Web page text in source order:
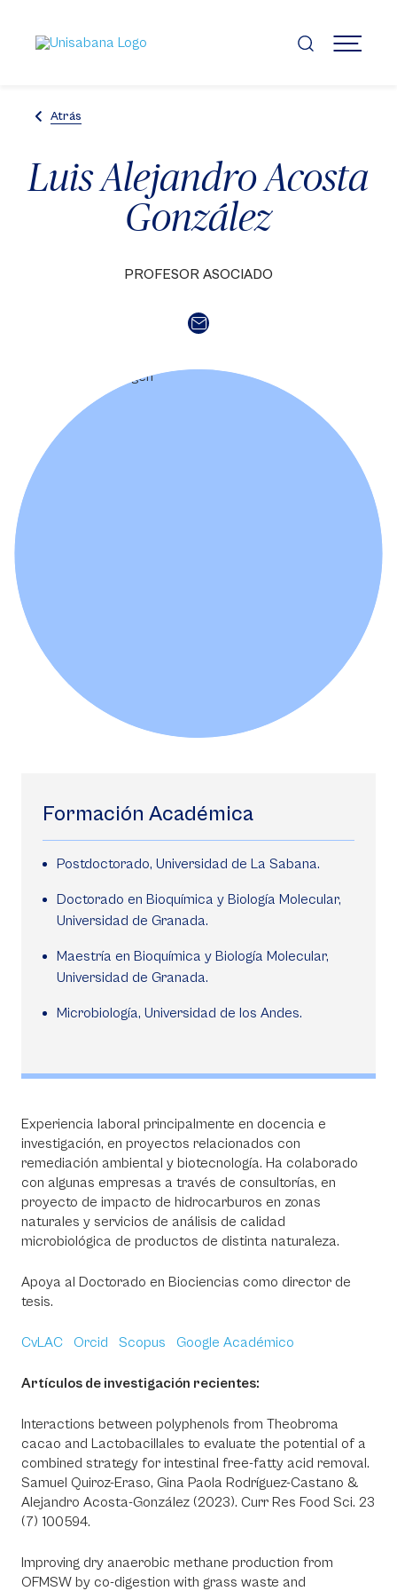
contenido
principal
MENÚ
Atrás
Luis Alejandro Acosta
González
PROFESOR ASOCIADO
Formación Académica
Postdoctorado, Universidad de La Sabana.
Doctorado en Bioquímica y Biología Molecular,
Universidad de Granada.
Maestría en Bioquímica y Biología Molecular,
Universidad de Granada.
Microbiología, Universidad de los Andes.
Experiencia laboral principalmente en docencia e
investigación, en proyectos relacionados con
remediación ambiental y biotecnología. Ha colaborado
con algunas empresas a través de consultorías, en
proyecto de impacto de hidrocarburos en zonas
naturales y servicios de análisis de calidad
microbiológica de productos de distinta naturaleza.
Apoya al Doctorado en Biociencias como director de
tesis.
CvLAC Orcid Scopus Google Académico
Artículos de investigación recientes:
Interactions between polyphenols from Theobroma
cacao and Lactobacillales to evaluate the potential of a
combined strategy for intestinal free-fatty acid removal.
Samuel Quiroz-Eraso, Gina Paola Rodríguez-Castano &
Alejandro Acosta-González (2023). Curr Res Food Sci. 23
(7) 100594.
Improving dry anaerobic methane production from
OFMSW by co-digestion with grass waste and